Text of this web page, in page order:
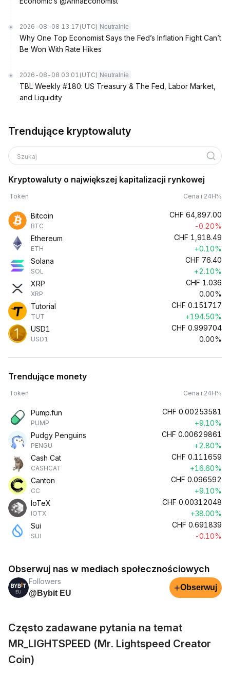
2026-08-08 13:17 (UTC) Neutralnie
Why One Top Economist Says the Fed’s Inflation Fight Can’t
Be Won With Rate Hikes
2026-08-08 03:01 (UTC) Neutralnie
TBL Weekly #180: US Treasury & The Fed, Labor Market,
and Liquidity
Trendujące kryptowaluty
Szukaj
Kryptowaluty o największej kapitalizacji rynkowej
Token Cena i 24H%
Bitcoin
BTC
CHF 64,897.00
-0.20%
Ethereum
ETH
CHF 1,918.49
+0.10%
Solana
SOL
CHF 76.40
+2.10%
XRP
XRP
CHF 1.036
0.00%
Tutorial
TUT
CHF 0.151717
+194.50%
USD1
USD1
CHF 0.999704
0.00%
Trendujące monety
Token Cena i 24H%
Pump.fun
PUMP
CHF 0.00253581
+9.10%
Pudgy Penguins
PENGU
CHF 0.00629861
+2.80%
Cash Cat
CASHCAT
CHF 0.111659
+16.60%
Canton
CC
CHF 0.096592
+9.10%
IoTeX
IOTX
CHF 0.00312048
+38.00%
Sui
SUI
CHF 0.691839
-0.10%
Obserwuj nas w mediach społecznościowych
Followers
@Bybit EU
+Obserwuj
Często zadawane pytania na temat
MR_LIGHTSPEED (Mr. Lightspeed Creator
Coin)